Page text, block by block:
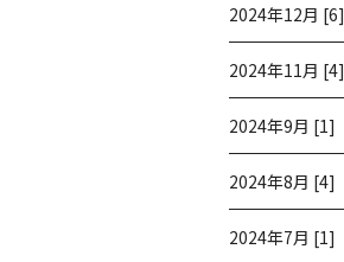
2024年12月 [6]
2024年11月 [4]
2024年9月 [1]
2024年8月 [4]
2024年7月 [1]